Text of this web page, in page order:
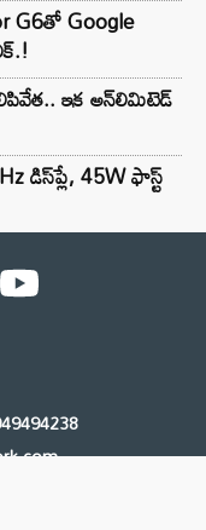
G6తో Google
ఇక అన్‌లిమిటెడ్
డిస్‌ప్లే, 45W ఫాస్ట్